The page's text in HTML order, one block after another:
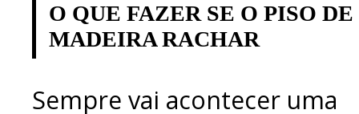
O QUE FAZER SE O PISO DE
MADEIRA RACHAR
Sempre vai acontecer uma